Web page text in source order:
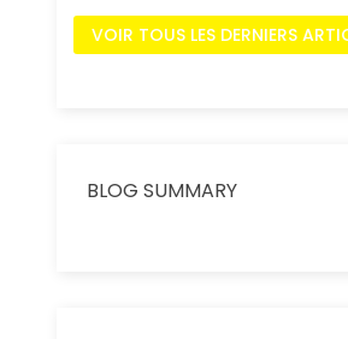
VOIR TOUS LES DERNIERS
BLOG SUMMARY